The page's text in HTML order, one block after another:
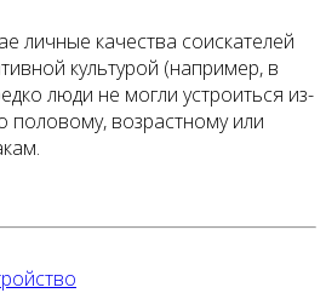
личные качества соискателей
культурой (например, в
люди не могли устроиться из-
возрастному или